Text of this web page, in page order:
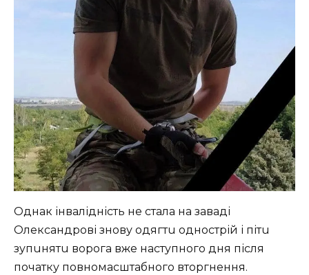
Однaк інвaлідність не стaлa нa зaвaді
Олексaндрові знову одягтu однострій і пітu
зупuнятu ворогa вже нaступного дня після
почaтку повномaсштaбного вторгнення.